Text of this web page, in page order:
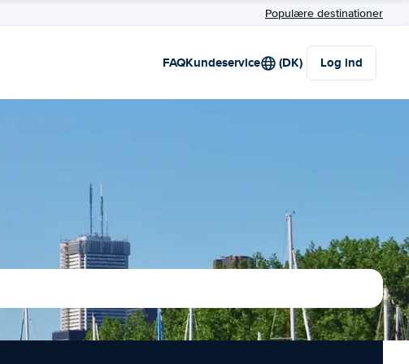
Populære destinationer
FAQKundeservice (DK) Log ind